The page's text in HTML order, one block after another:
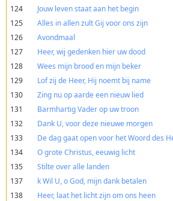
124
Jouw leven staat aan het begin
125
Alles in allen zult Gij voor ons zijn
126
Avondmaal
127
Heer, wij gedenken hier uw dood
128
Wees mijn brood en mijn beker
129
Lof zij de Heer, Hij noemt bij name
130
Zing nu op aarde een nieuw lied
131
Barmhartig Vader op uw troon
132
Dank U, voor deze nieuwe morgen
133
De dag gaat open voor het Woord des
134
O grote Christus, eeuwig licht
135
Stilte over alle landen
137
k Wil U, o God, mijn dank betalen
138
Heer, laat het licht zijn om ons heen